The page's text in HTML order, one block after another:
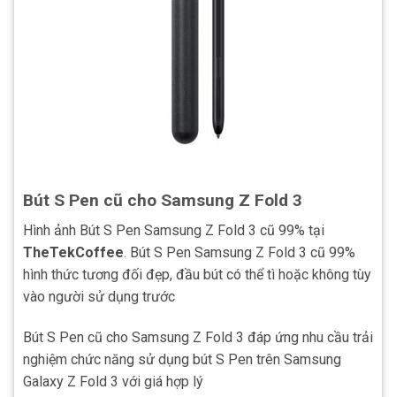
Bút S Pen cũ cho Samsung Z Fold 3
Hình ảnh Bút S Pen Samsung Z Fold 3 cũ 99% tại
TheTekCoffee. Bút S Pen Samsung Z Fold 3 cũ 99%
hình thức tương đối đẹp, đầu bút có thể tì hoặc không tùy
vào người sử dụng trước
Bút S Pen cũ cho Samsung Z Fold 3 đáp ứng nhu cầu trải
nghiệm chức năng sử dụng bút S Pen trên Samsung
Galaxy Z Fold 3 với giá hợp lý